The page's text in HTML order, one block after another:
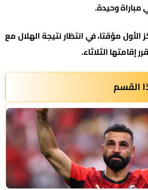
مؤقتا، في انتظار نتيجة الهلال مع
إقامتها الثلاثاء.
القسم